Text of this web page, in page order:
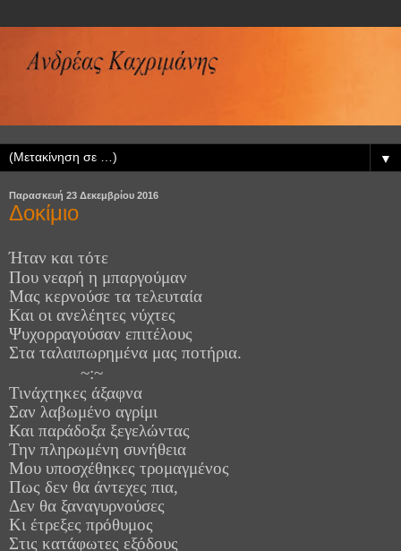
▼
Παρασκευή 23 Δεκεμβρίου 2016
Δοκίμιο
Ήταν και τότε
Που νεαρή η μπαργούμαν
Μας κερνούσε τα τελευταία
Και οι ανελέητες νύχτες
Ψυχορραγούσαν επιτέλους
Στα ταλαιπωρημένα μας ποτήρια.
~:~
Τινάχτηκες άξαφνα
Σαν λαβωμένο αγρίμι
Και παράδοξα ξεγελώντας
Την πληρωμένη συνήθεια
Μου υποσχέθηκες τρομαγμένος
Πως δεν θα άντεχες πια,
Δεν θα ξαναγυρνούσες
Κι έτρεξες πρόθυμος
Στις κατάφωτες εξόδους